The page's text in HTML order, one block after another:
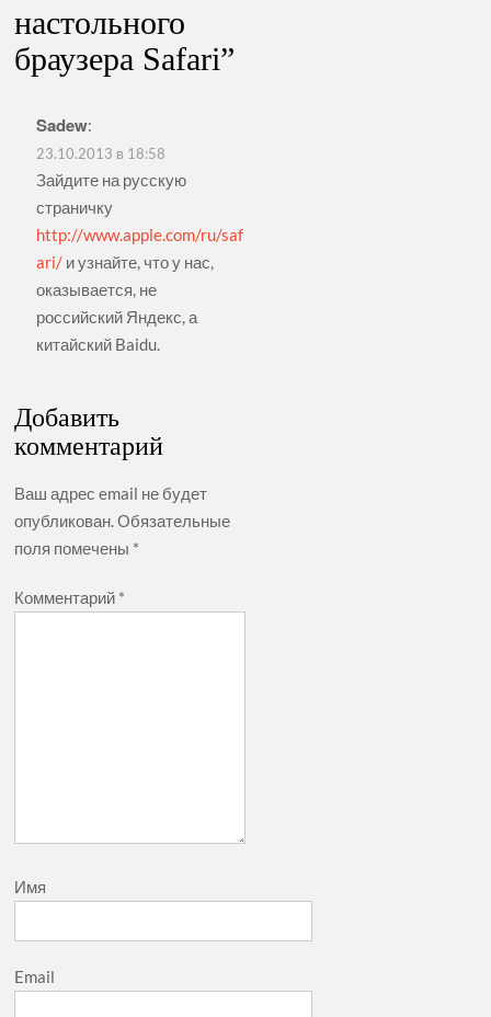
настольного
браузера Safari”
Sadew:
23.10.2013 в 18:58
Зайдите на русскую
страничку
http://www.apple.com/ru/saf
ari/ и узнайте, что у нас,
оказывается, не
российский Яндекс, а
китайский Baidu.
Добавить
комментарий
Ваш адрес email не будет
опубликован.Обязательные
поля помечены *
Комментарий *
Имя
Email